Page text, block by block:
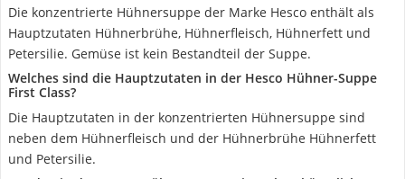
Die konzentrierte Hühnersuppe der Marke Hesco enthält als
Hauptzutaten Hühnerbrühe, Hühnerfleisch, Hühnerfett und
Petersilie. Gemüse ist kein Bestandteil der Suppe.
Welches sind die Hauptzutaten in der Hesco Hühner-Suppe
First Class?
Die Hauptzutaten in der konzentrierten Hühnersuppe sind
neben dem Hühnerfleisch und der Hühnerbrühe Hühnerfett
und Petersilie.